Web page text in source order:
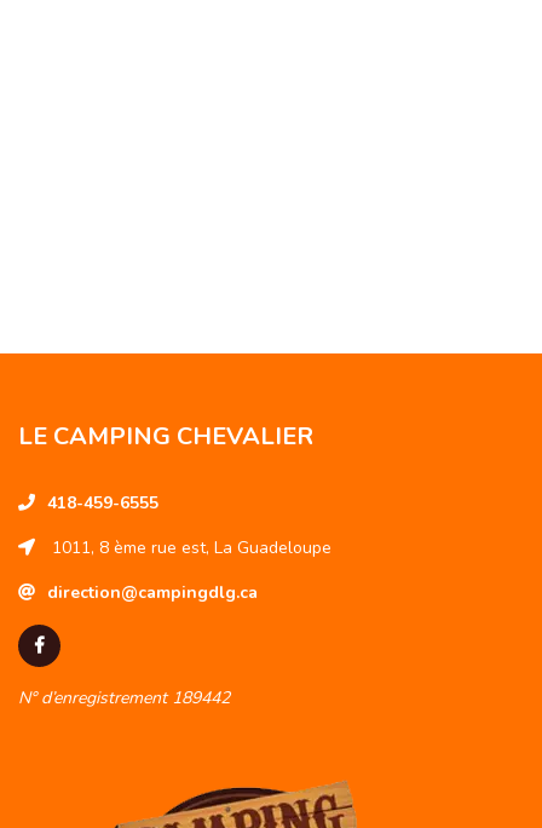
LE CAMPING CHEVALIER
418-459-6555
1011, 8 ème rue est, La Guadeloupe
direction@campingdlg.ca
N° d’enregistrement 189442